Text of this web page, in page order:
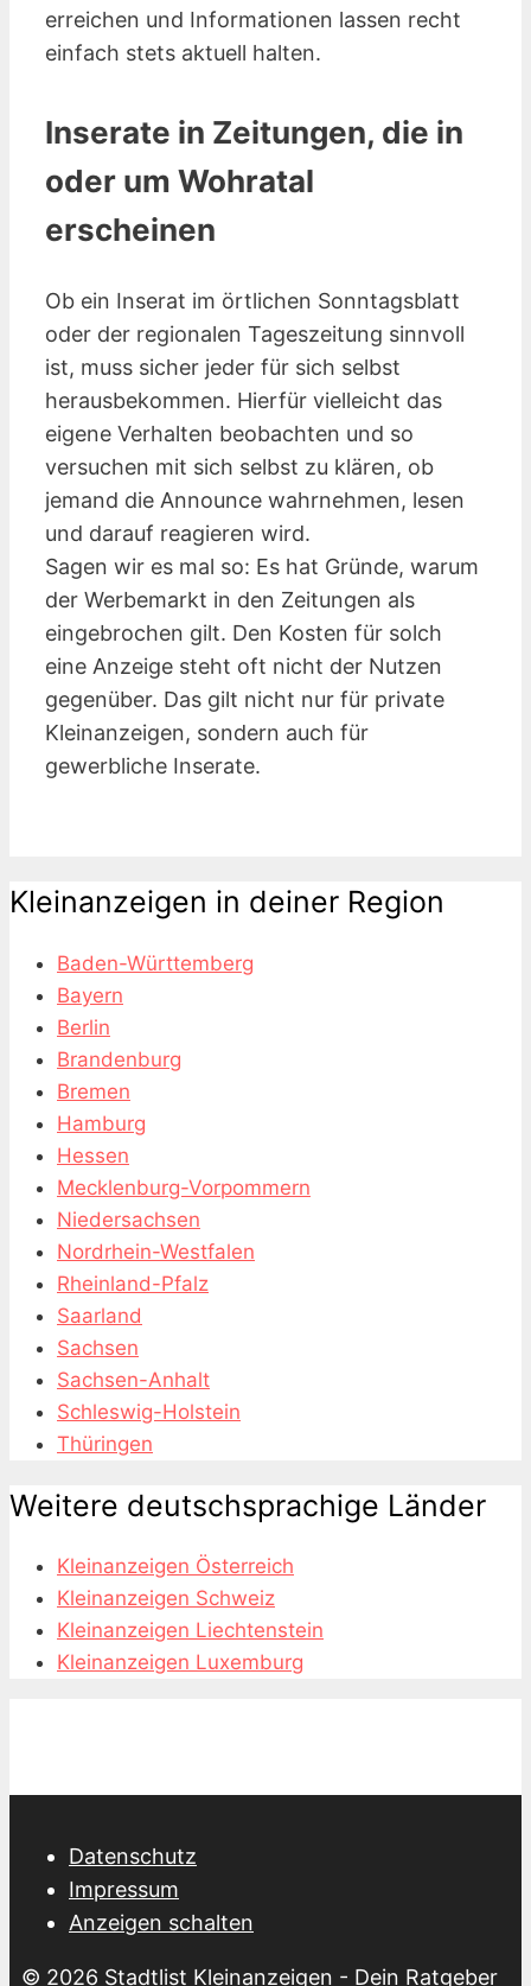
erreichen und Informationen lassen recht
einfach stets aktuell halten.
Inserate in Zeitungen, die in
oder um Wohratal
erscheinen
Ob ein Inserat im örtlichen Sonntagsblatt
oder der regionalen Tageszeitung sinnvoll
ist, muss sicher jeder für sich selbst
herausbekommen. Hierfür vielleicht das
eigene Verhalten beobachten und so
versuchen mit sich selbst zu klären, ob
jemand die Announce wahrnehmen, lesen
und darauf reagieren wird.
Sagen wir es mal so: Es hat Gründe, warum
der Werbemarkt in den Zeitungen als
eingebrochen gilt. Den Kosten für solch
eine Anzeige steht oft nicht der Nutzen
gegenüber. Das gilt nicht nur für private
Kleinanzeigen, sondern auch für
gewerbliche Inserate.
Kleinanzeigen in deiner Region
Baden-Württemberg
Bayern
Berlin
Brandenburg
Bremen
Hamburg
Hessen
Mecklenburg-Vorpommern
Niedersachsen
Nordrhein-Westfalen
Rheinland-Pfalz
Saarland
Sachsen
Sachsen-Anhalt
Schleswig-Holstein
Thüringen
Weitere deutschsprachige Länder
Kleinanzeigen Österreich
Kleinanzeigen Schweiz
Kleinanzeigen Liechtenstein
Kleinanzeigen Luxemburg
Datenschutz
Impressum
Anzeigen schalten
© 2026 Stadtlist Kleinanzeigen - Dein Ratgeber